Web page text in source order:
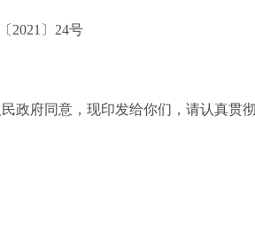
2021〕24号
府同意，现印发给你们，请认真贯